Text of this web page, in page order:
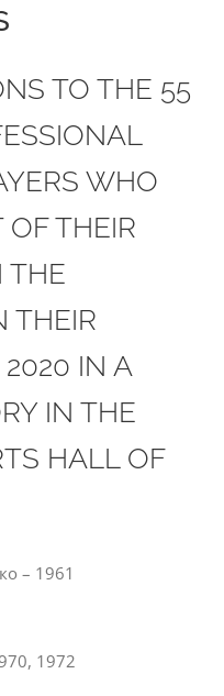
TO THE 55
WHO
OF THEIR
THE
THEIR
IN A
IN THE
HALL OF
– 1961
1972